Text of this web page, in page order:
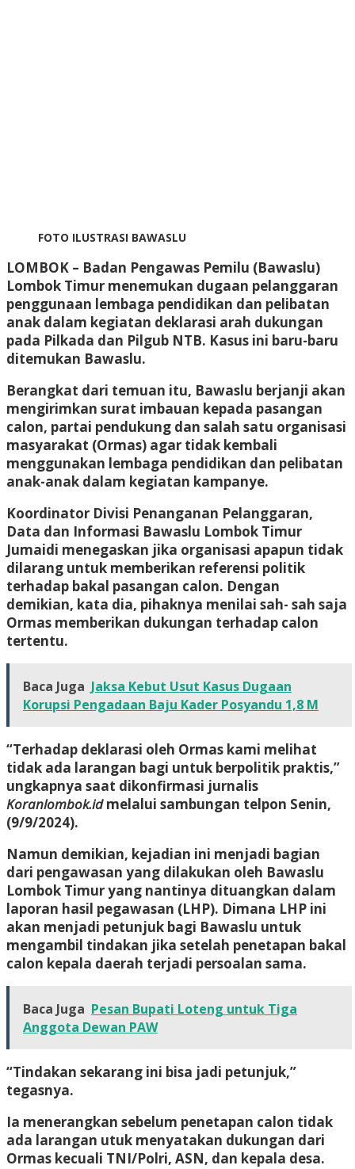
FOTO ILUSTRASI BAWASLU
LOMBOK – Badan Pengawas Pemilu (Bawaslu)
Lombok Timur menemukan dugaan pelanggaran
penggunaan lembaga pendidikan dan pelibatan
anak dalam kegiatan deklarasi arah dukungan
pada Pilkada dan Pilgub NTB. Kasus ini baru-baru
ditemukan Bawaslu.
Berangkat dari temuan itu, Bawaslu berjanji akan
mengirimkan surat imbauan kepada pasangan
calon, partai pendukung dan salah satu organisasi
masyarakat (Ormas) agar tidak kembali
menggunakan lembaga pendidikan dan pelibatan
anak-anak dalam kegiatan kampanye.
Koordinator Divisi Penanganan Pelanggaran,
Data dan Informasi Bawaslu Lombok Timur
Jumaidi menegaskan jika organisasi apapun tidak
dilarang untuk memberikan referensi politik
terhadap bakal pasangan calon. Dengan
demikian, kata dia, pihaknya menilai sah- sah saja
Ormas memberikan dukungan terhadap calon
tertentu.
Baca Juga Jaksa Kebut Usut Kasus Dugaan
Korupsi Pengadaan Baju Kader Posyandu 1,8 M
“Terhadap deklarasi oleh Ormas kami melihat
tidak ada larangan bagi untuk berpolitik praktis,”
ungkapnya saat dikonfirmasi jurnalis
Koranlombok.idmelalui sambungan telpon Senin,
(9/9/2024).
Namun demikian, kejadian ini menjadi bagian
dari pengawasan yang dilakukan oleh Bawaslu
Lombok Timur yang nantinya dituangkan dalam
laporan hasil pegawasan (LHP). Dimana LHP ini
akan menjadi petunjuk bagi Bawaslu untuk
mengambil tindakan jika setelah penetapan bakal
calon kepala daerah terjadi persoalan sama.
Baca Juga Pesan Bupati Loteng untuk Tiga
Anggota Dewan PAW
“Tindakan sekarang ini bisa jadi petunjuk,”
tegasnya.
Ia menerangkan sebelum penetapan calon tidak
ada larangan utuk menyatakan dukungan dari
Ormas kecuali TNI/Polri, ASN, dan kepala desa.